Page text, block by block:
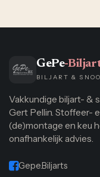
GePe-
BILJART &
Vakkundige biljart- &
Gert Pellin. Stoffeer-
(de)montage en keu
onafhankelijk advies.
Gepe.Biljarts